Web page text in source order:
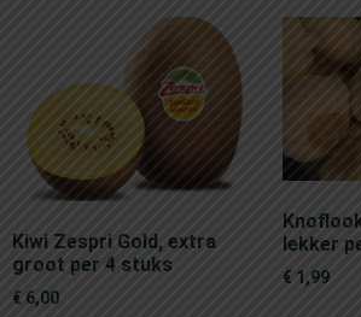
Kiwi Zespri Gold, extra
groot per 4 stuks
€ 6,00
lekker
€ 1,99